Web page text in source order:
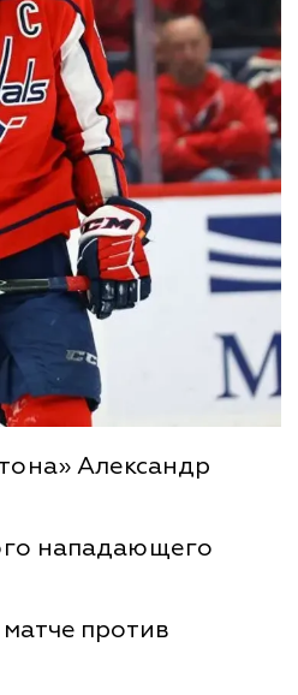
Александр
нападающего
против